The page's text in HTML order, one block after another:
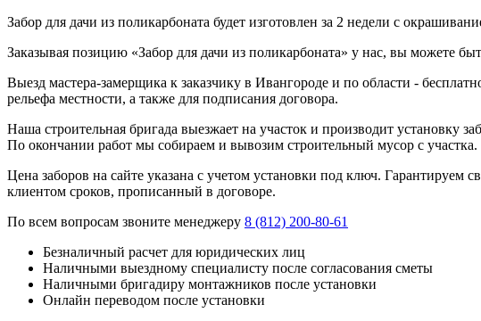
Забор для дачи из поликарбоната будет изготовлен за 2 недели с
Заказывая позицию «Забор для дачи из поликарбоната» у нас, вы можете
Выезд мастера-замерщика к заказчику в Ивангороде и по области -
рельефа местности, а также для подписания договора.
Наша строительная бригада выезжает на участок и производит установку
По окончании работ мы собираем и вывозим строительный мусор с участка.
Цена заборов на сайте указана с учетом установки под ключ. Гарантируем
клиентом сроков, прописанный в договоре.
По всем вопросам звоните менеджеру 8 (812) 200-80-61
Безналичный расчет для юридических лиц
Наличными выездному специалисту после согласования сметы
Наличными бригадиру монтажников после установки
Онлайн переводом после установки